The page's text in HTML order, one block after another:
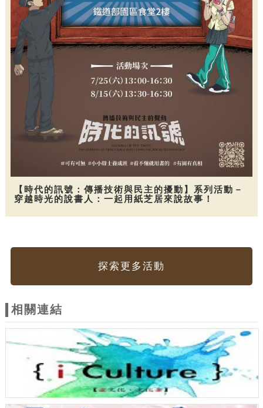
【時代的訊號：傳播技術與民主的擾動】系列活動－
穿越時光的說書人：一起用紙芝居來說故事！
探索更多活動
相關連結